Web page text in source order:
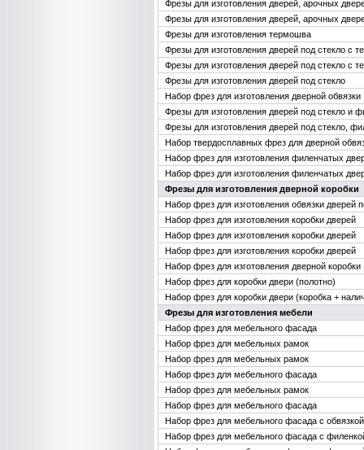
Фрезы для изготовления дверей, арочных
Фрезы для изготовления дверей, арочных
Фрезы для изготовления термошва
Фрезы для изготовления дверей под стекло с
Фрезы для изготовления дверей под стекло с
Фрезы для изготовления дверей под стекло
Набор фрез для изготовления дверной обвязки
Фрезы для изготовления дверей под стекло и
Фрезы для изготовления дверей под стекло,
Набор твердосплавных фрез для дверной
Набор фрез для изготовления филенчатых
Набор фрез для изготовления филенчатых
Фрезы для изготовления дверной коробки
Набор фрез для изготовления обвязки дверей
Набор фрез для изготовления коробки дверей
Набор фрез для изготовления коробки дверей
Набор фрез для изготовления коробки дверей
Набор фрез для изготовления дверной коробки
Набор фрез для коробки двери (полотно)
Набор фрез для коробки двери (коробка +
Фрезы для изготовления мебели
Набор фрез для мебельного фасада
Набор фрез для мебельных рамок
Набор фрез для мебельных рамок
Набор фрез для мебельного фасада
Набор фрез для мебельных рамок
Набор фрез для мебельного фасада
Набор фрез для мебельного фасада с
Набор фрез для мебельного фасада с